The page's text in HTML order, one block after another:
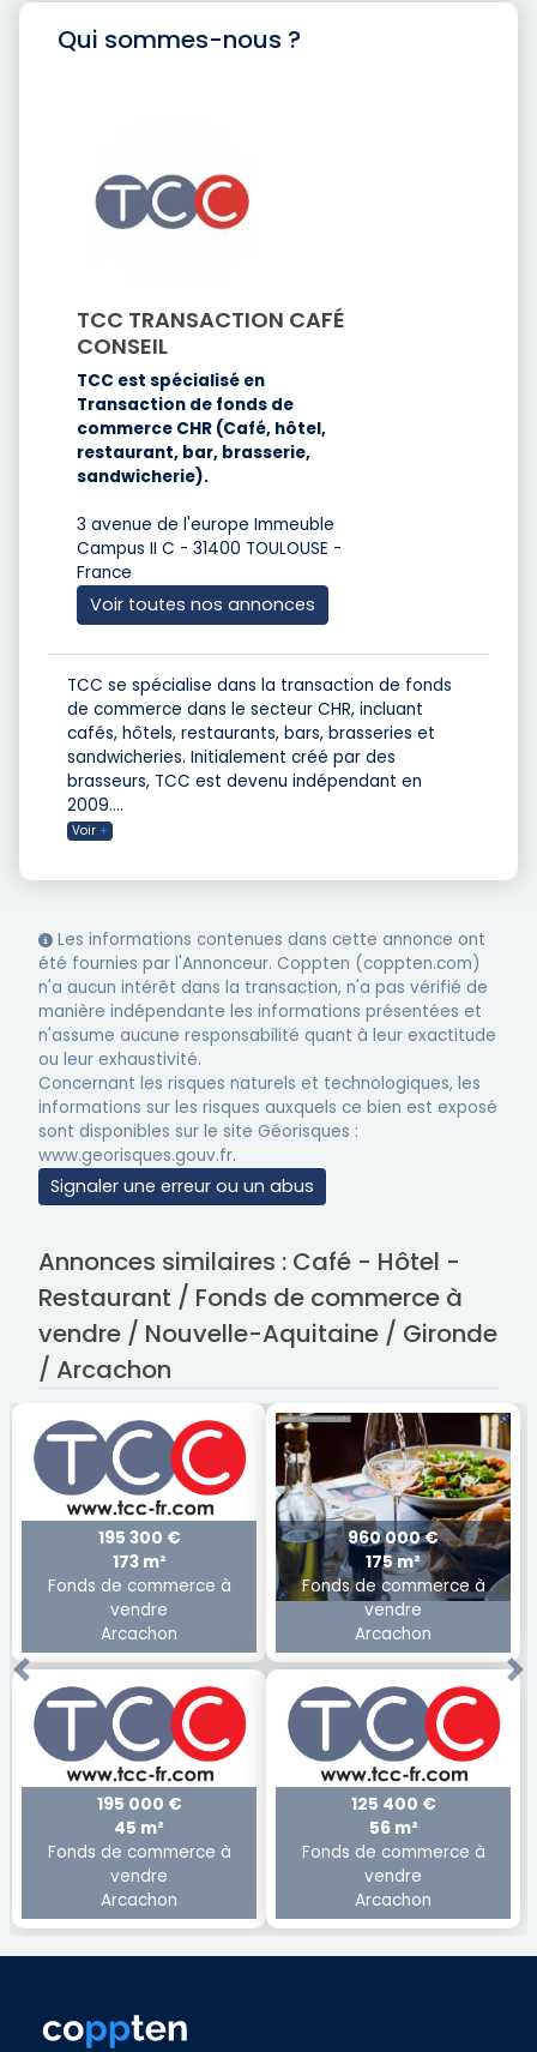
Qui sommes-nous ?
TCC TRANSACTION CAFÉ
CONSEIL
TCC est spécialisé en
Transaction de fonds de
commerce CHR (Café, hôtel,
restaurant, bar, brasserie,
sandwicherie).
3 avenue de l'europe Immeuble
Campus II C - 31400 TOULOUSE -
France
Voir toutes nos annonces
TCC se spécialise dans la transaction de fonds
de commerce dans le secteur CHR, incluant
cafés, hôtels, restaurants, bars, brasseries et
sandwicheries. Initialement créé par des
brasseurs, TCC est devenu indépendant en
2009....
Voir +
Les informations contenues dans cette annonce ont
été fournies par l'Annonceur. Coppten (coppten.com)
n'a aucun intérêt dans la transaction, n'a pas vérifié de
manière indépendante les informations présentées et
n'assume aucune responsabilité quant à leur exactitude
ou leur exhaustivité.
Concernant les risques naturels et technologiques, les
informations sur les risques auxquels ce bien est exposé
sont disponibles sur le site Géorisques :
www.georisques.gouv.fr.
Signaler une erreur ou un abus
Annonces similaires : Café - Hôtel -
Restaurant / Fonds de commerce à
vendre / Nouvelle-Aquitaine / Gironde
/ Arcachon
195 300 €
173 m²
Fonds de commerce à
vendre
Arcachon
960 000 €
175 m²
Fonds de commerce à
vendre
Arcachon
195 000 €
45 m²
Fonds de commerce à
vendre
Arcachon
125 400 €
56 m²
Fonds de commerce à
vendre
Arcachon
Previous